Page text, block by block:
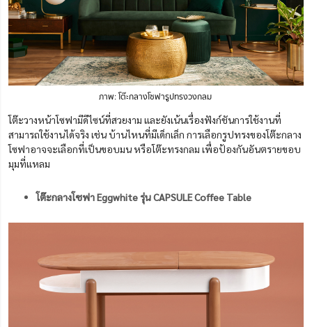
ภาพ: โต๊ะกลางโซฟารูปทรงวงกลม
โต๊ะวางหน้าโซฟามีดีไซน์ที่สวยงาม และยังเน้นเรื่องฟังก์ชันการใช้งานที่
สามารถใช้งานได้จริง เช่น บ้านไหนที่มีเด็กเล็ก การเลือกรูปทรงของโต๊ะกลาง
โซฟาอาจจะเลือกที่เป็นขอบมน หรือโต๊ะทรงกลม เพื่อป้องกันอันตรายขอบ
มุมที่แหลม
โต๊ะกลางโซฟา Eggwhite รุ่น CAPSULE Coffee Table